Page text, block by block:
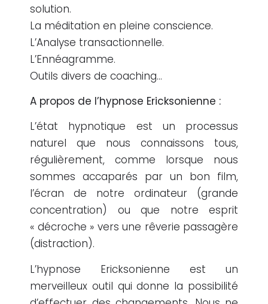
solution.
La méditation en pleine conscience.
L’Analyse transactionnelle.
L’Ennéagramme.
Outils divers de coaching…
A propos de l’hypnose Ericksonienne :
L’état hypnotique est un processus
naturel que nous connaissons tous,
régulièrement, comme lorsque nous
sommes accaparés par un bon film,
l’écran de notre ordinateur (grande
concentration) ou que notre esprit
« décroche » vers une rêverie passagère
(distraction).
L’hypnose Ericksonienne est un
merveilleux outil qui donne la possibilité